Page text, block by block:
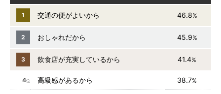
1 交通の便がよいから 46.8%
2 おしゃれだから 45.9%
3 飲食店が充実しているから 41.4%
4位 高級感があるから 38.7%